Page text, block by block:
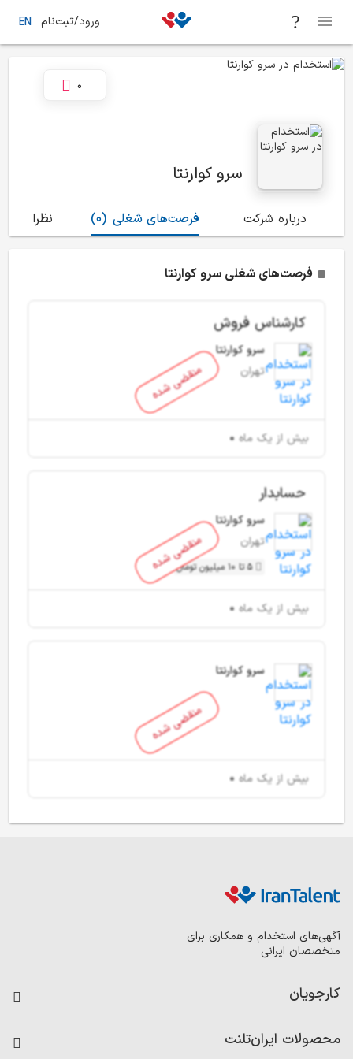
ورود/ثبت‌نام EN
سرو کوارنتا
0
درباره شرکت (0) فرصت‌های شغلی نظرات
فرصت‌های شغلی سرو کوارنتا
منقضی شده
کارشناس فروش
سرو کوارنتا
تهران
بیش از یک ماه
منقضی شده
حسابدار
سرو کوارنتا
تهران
5 تا 10 میلیون تومان
بیش از یک ماه
منقضی شده
سرو کوارنتا
بیش از یک ماه
آگهی‌های استخدام و همکاری برای
متخصصان ایرانی
کارجویان
رزومه ساز
محصولات ایران‌تلنت